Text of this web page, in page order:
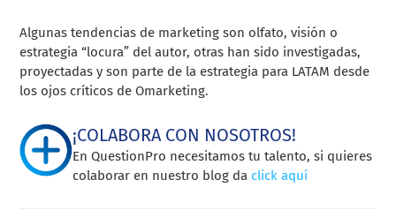
Algunas tendencias de marketing son olfato, visión o
estrategia “locura” del autor, otras han sido investigadas,
proyectadas y son parte de la estrategia para LATAM desde
los ojos críticos de Omarketing.
¡COLABORA CON NOSOTROS!
En QuestionPro necesitamos tu talento, si quieres
colaborar en nuestro blog da click aquí